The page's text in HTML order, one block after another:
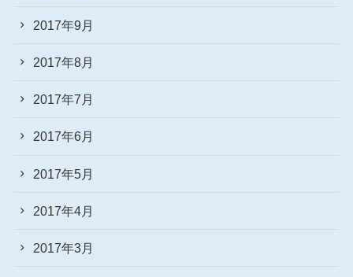
2017年9月
2017年8月
2017年7月
2017年6月
2017年5月
2017年4月
2017年3月